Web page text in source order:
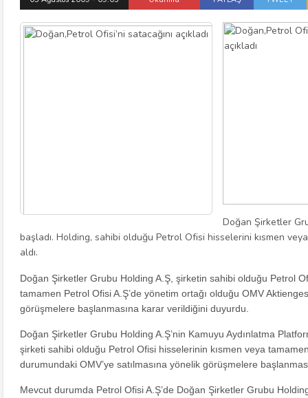
Doğan Şirketler
başladı. Holding, sahibi olduğu Petrol Ofisi hisselerini kısmen
aldı.
Doğan Şirketler Grubu Holding A.Ş, şirketin sahibi olduğu Petrol
tamamen Petrol Ofisi A.Ş’de yönetim ortağı olduğu OMV
görüşmelere başlanmasına karar verildiğini duyurdu.
Doğan Şirketler Grubu Holding A.Ş’nin Kamuyu Aydınlatma
şirketi sahibi olduğu Petrol Ofisi hisselerinin kısmen veya
durumundaki OMV’ye satılmasına yönelik görüşmelere
Mevcut durumda Petrol Ofisi A.Ş’de Doğan Şirketler Grubu